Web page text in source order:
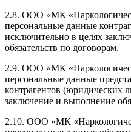
2.8. ООО «МК
персональные данные
исключительно в целях
обязательств по договорам.
2.9. ООО «МК
персональные данные
контрагентов (юридических
заключение и выполнение
2.10. ООО «МК